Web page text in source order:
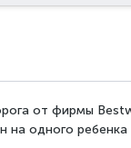
от фирмы
одного ребенка